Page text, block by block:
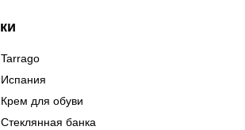
Tarrago
Испания
Крем для обуви
Стеклянная банка